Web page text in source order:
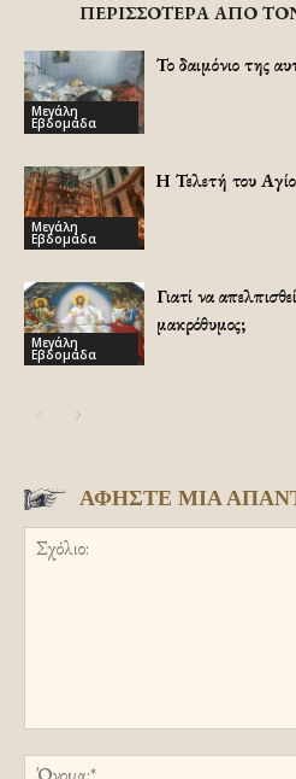
ΠΕΡΙΣΣΟΤΕΡΑ ΑΠΟ
Μεγάλη
Εβδομάδα
Το δαιμόνιο της
Μεγάλη
Εβδομάδα
Η Τελετή του
Μεγάλη
Εβδομάδα
Γιατί να
μακρόθυμος;
ΑΦΗΣΤΕ ΜΙΑ